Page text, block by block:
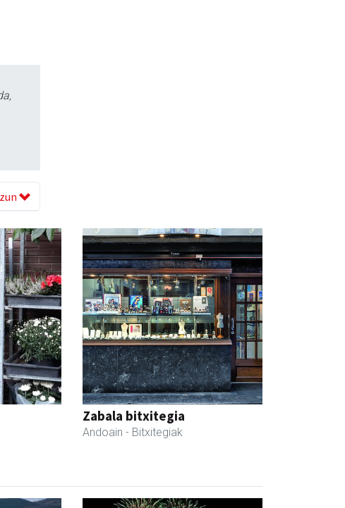
Zabala bitxitegia
Andoain - Bitxitegiak